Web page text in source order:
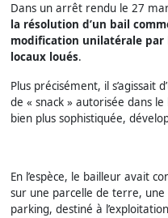
Dans un arrêt rendu le 27
la résolution d’un bail
modification unilatérale
locaux loués.
Plus précisément, il s’agissait
de « snack » autorisée dans
bien plus sophistiquée,
En l’espèce, le bailleur avait
sur une parcelle de terre, une
parking, destiné à